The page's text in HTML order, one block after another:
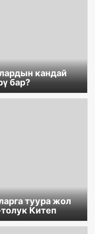
кандай
бар?
туура жол
Китеп